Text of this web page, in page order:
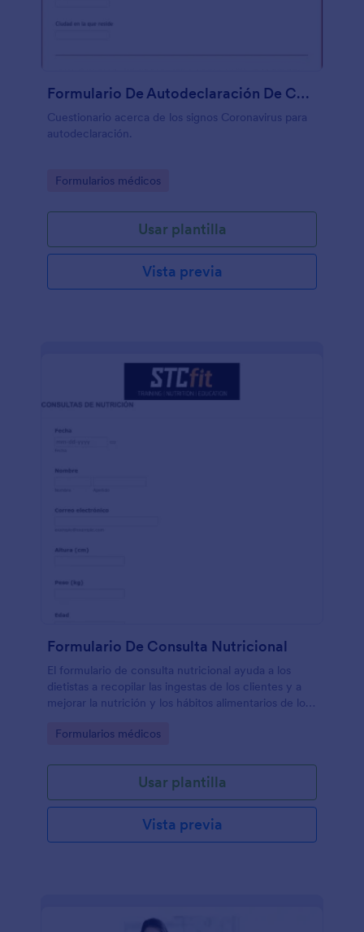
Formulario De Autodeclaración De Coronavirus
Cuestionario acerca de los signos Coronavirus para
autodeclaración.
Go to Category:
Formularios médicos
Usar plantilla
Vista previa
Formulario De Consulta Nutricional
El formulario de consulta nutricional ayuda a los
dietistas a recopilar las ingestas de los clientes y a
mejorar la nutrición y los hábitos alimentarios de los
Go to Category:
Formularios médicos
Usar plantilla
Vista previa